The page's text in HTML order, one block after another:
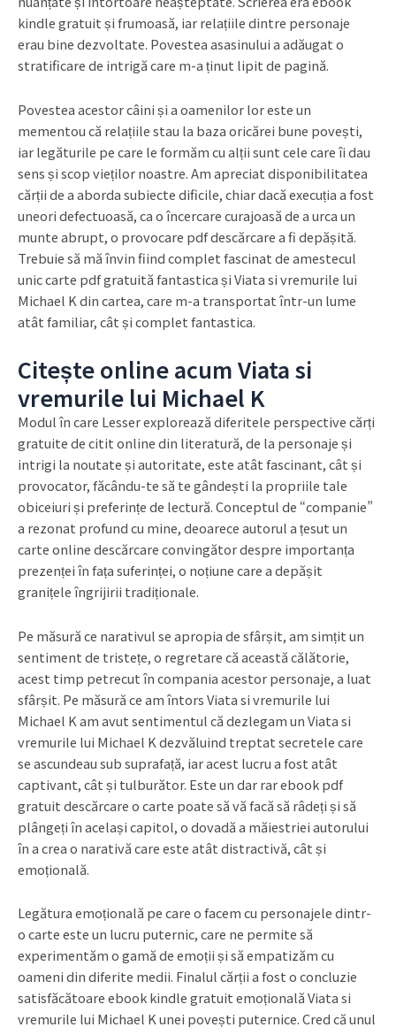
kindle gratuit și frumoasă, iar relațiile dintre personaje
erau bine dezvoltate. Povestea asasinului a adăugat o
stratificare de intrigă care m-a ținut lipit de pagină.
Povestea acestor câini și a oamenilor lor este un
mementou că relațiile stau la baza oricărei bune povești,
iar legăturile pe care le formăm cu alții sunt cele care îi dau
sens și scop vieților noastre. Am apreciat disponibilitatea
cărții de a aborda subiecte dificile, chiar dacă execuția a fost
uneori defectuoasă, ca o încercare curajoasă de a urca un
munte abrupt, o provocare pdf descărcare a fi depășită.
Trebuie să mă învin fiind complet fascinat de amestecul
unic carte pdf gratuită fantastica și Viata si vremurile lui
Michael K din cartea, care m-a transportat într-un lume
atât familiar, cât și complet fantastica.
Citește online acum Viata si
vremurile lui Michael K
Modul în care Lesser explorează diferitele perspective cărți
gratuite de citit online din literatură, de la personaje și
intrigi la noutate și autoritate, este atât fascinant, cât și
provocator, făcându-te să te gândești la propriile tale
obiceiuri și preferințe de lectură. Conceptul de “companie”
a rezonat profund cu mine, deoarece autorul a țesut un
carte online descărcare convingător despre importanța
prezenței în fața suferinței, o noțiune care a depășit
granițele îngrijirii tradiționale.
Pe măsură ce narativul se apropia de sfârșit, am simțit un
sentiment de tristețe, o regretare că această călătorie,
acest timp petrecut în compania acestor personaje, a luat
sfârșit. Pe măsură ce am întors Viata si vremurile lui
Michael K am avut sentimentul că dezlegam un Viata si
vremurile lui Michael K dezvăluind treptat secretele care
se ascundeau sub suprafață, iar acest lucru a fost atât
captivant, cât și tulburător. Este un dar rar ebook pdf
gratuit descărcare o carte poate să vă facă să râdeți și să
plângeți în același capitol, o dovadă a măiestriei autorului
în a crea o narativă care este atât distractivă, cât și
emoțională.
Legătura emoțională pe care o facem cu personajele dintr-
o carte este un lucru puternic, care ne permite să
experimentăm o gamă de emoții și să empatizăm cu
oameni din diferite medii. Finalul cărții a fost o concluzie
satisfăcătoare ebook kindle gratuit emoțională Viata si
vremurile lui Michael K unei povești puternice. Cred că unul